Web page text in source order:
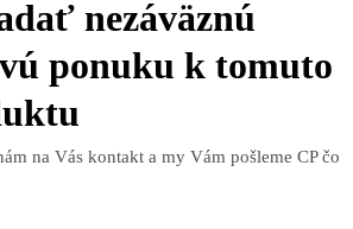
nezáväznú
ponuku k tomuto
na Vás kontakt a my Vám pošleme CP čo